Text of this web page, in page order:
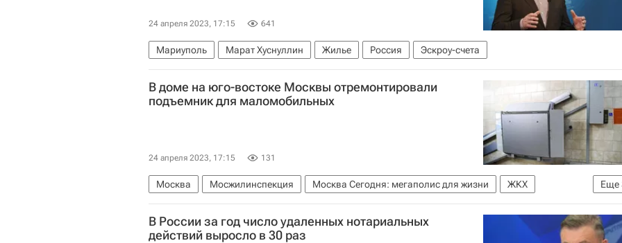
24 апреля 2023, 17:15 641
Мариуполь Марат Хуснуллин Жилье Россия Эскроу-счета
В доме на юго-востоке Москвы отремонтировали
подъемник для маломобильных
24 апреля 2023, 17:15 131
Еще
Москва Мосжилинспекция Москва Сегодня: мегаполис для жизни
ЖКХ
Городское хозяйство Москвы
Комплекс городского хозяйства Москвы Жилье
В России за год число удаленных нотариальных
действий выросло в 30 раз